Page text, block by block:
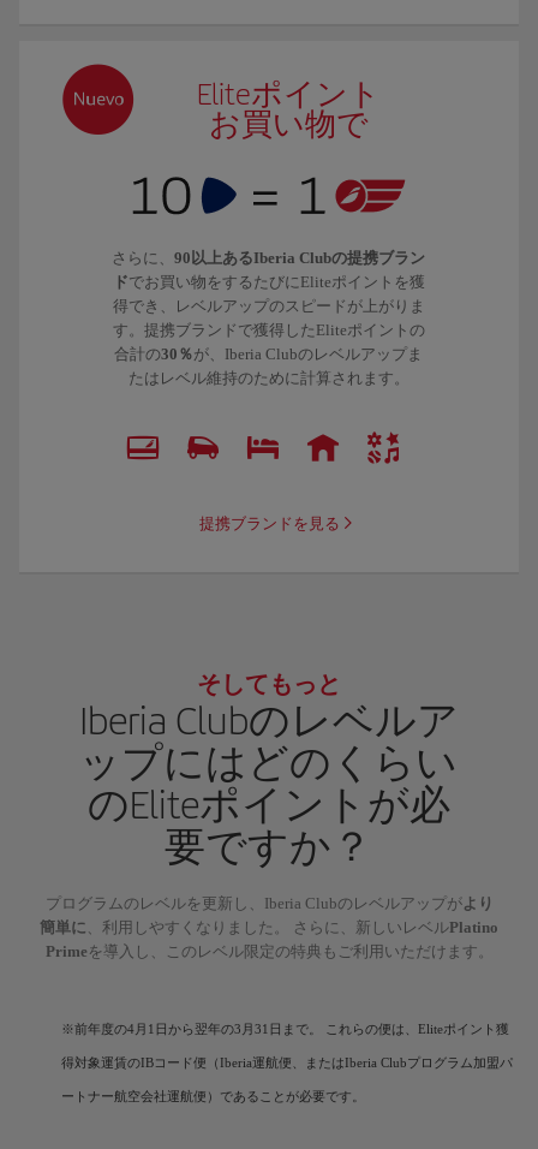
Eliteポイント
お買い物で
さらに、90以上あるIberia Clubの提携ブラン
ドでお買い物をするたびにEliteポイントを獲
得でき、レベルアップのスピードが上がりま
す。提携ブランドで獲得したEliteポイントの
合計の30％が、Iberia Clubのレベルアップま
たはレベル維持のために計算されます。
提携ブランドを見る
そしてもっと
Iberia Clubのレベルア
ップにはどのくらい
のEliteポイントが必
要ですか？
プログラムのレベルを更新し、Iberia Clubのレベルアップがより
簡単に 、利用しやすくなりました。 さらに、新しいレベルPlatino
Prime を導入し、このレベル限定の特典もご利用いただけます。
※前年度の4月1日から翌年の3月31日まで。 これらの便は、Eliteポイント獲
得対象運賃のIBコード便（Iberia運航便、またはIberia Clubプログラム加盟パ
ートナー航空会社運航便）であることが必要です。